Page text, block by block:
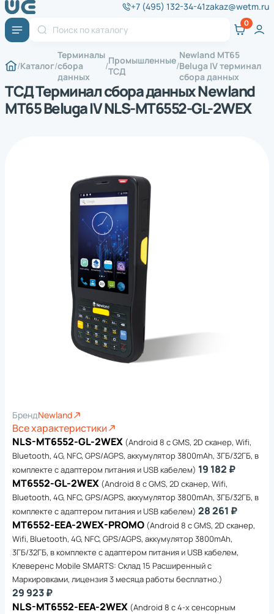
+7 (495) 132-34-41zakaz@wetm.ru
Каталог
Терминалы
сбора
данных
Промышленные
ТСД
Newland MT65
Beluga IV терминал
сбора данных
ТСД Терминал сбора данных Newland
MT65 Beluga IV NLS-MT6552-GL-2WEX
БрендNewland
Все характеристики
NLS-MT6552-GL-2WEX (Android 8 с GMS, 2D сканер, Wifi,
Bluetooth, 4G, NFC, GPS/AGPS, аккумулятор 3800mAh, 3ГБ/32ГБ, в
комплекте с адаптером питания и USB кабелем) 19 182 ₽
MT6552-GL-2WEX (Android 8 с GMS, 2D сканер, Wifi,
Bluetooth, 4G, NFC, GPS/AGPS, аккумулятор 3800mAh, 3ГБ/32ГБ, в
комплекте с адаптером питания и USB кабелем) 28 261 ₽
MT6552-EEA-2WEX-PROMO (Android 8 с GMS, 2D сканер,
Wifi, Bluetooth, 4G, NFC, GPS/AGPS, аккумулятор 3800mAh,
3ГБ/32ГБ, в комплекте с адаптером питания и USB кабелем,
Клеверенс Mobile SMARTS: Склад 15 Расширенный с
Маркировками, лицензия 3 месяца работы бесплатно.)
29 923 ₽
NLS-MT6552-EEA-2WEX (Android 8 с 4-х сенсорным